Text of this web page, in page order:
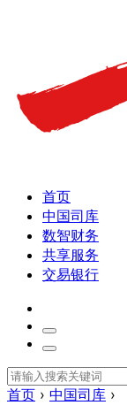
首页
中国司库
数智财务
共享服务
交易银行
首页 › 中国司库 ›